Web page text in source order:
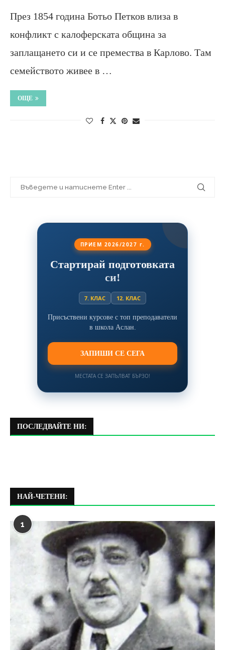
През 1854 година Ботьо Петков влиза в
конфликт с калоферската община за
заплащането си и се премества в Карлово. Там
семейството живее в …
ОЩЕ
ПРИЕМ 2026/2027 г.
Стартирай подготовката
си!
7. КЛАС 12. КЛАС
Присъствени курсове с топ преподаватели
в школа Аслан.
ЗАПИШИ СЕ СЕГА
МЕСТАТА СЕ ЗАПЪЛВАТ БЪРЗО!
ПОСЛЕДВАЙТЕ НИ:
НАЙ-ЧЕТЕНИ:
1